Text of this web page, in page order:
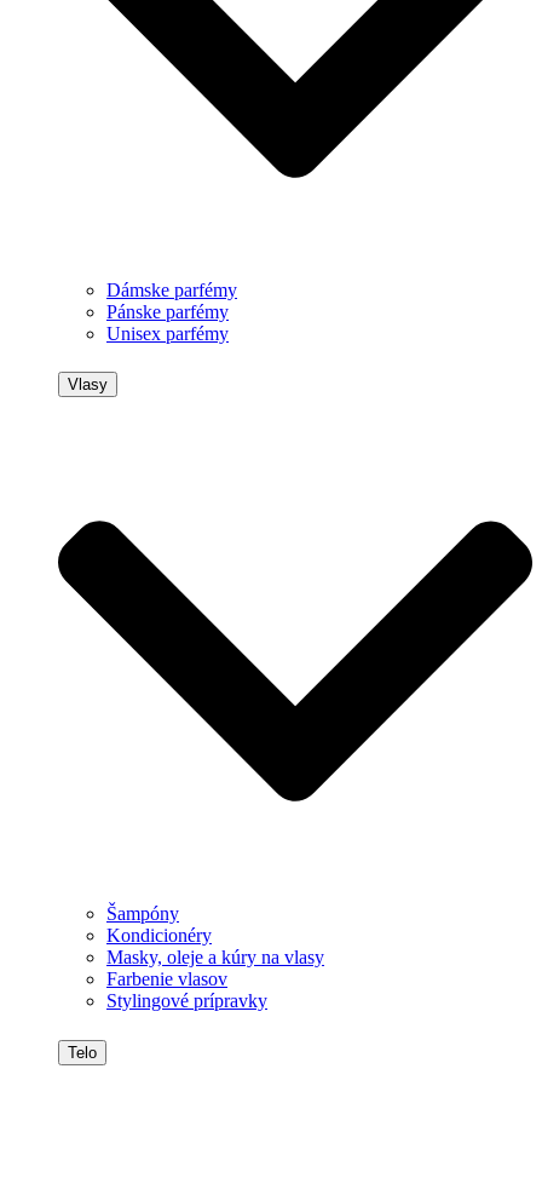
Dámske parfémy
Pánske parfémy
Unisex parfémy
Vlasy
Šampóny
Kondicionéry
Masky, oleje a kúry na vlasy
Farbenie vlasov
Stylingové prípravky
Telo